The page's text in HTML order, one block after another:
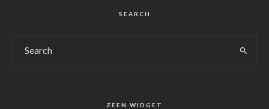
SEARCH
ZEEN WIDGET